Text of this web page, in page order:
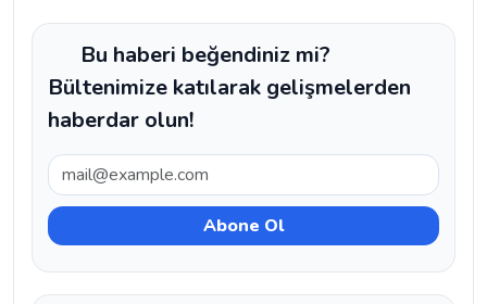
Bu haberi beğendiniz mi?
Bültenimize katılarak gelişmelerden
haberdar olun!